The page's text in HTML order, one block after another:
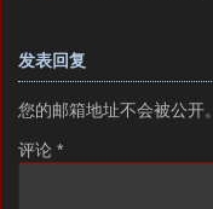
发表回复
您的邮箱地址不会被公开。
评论 *